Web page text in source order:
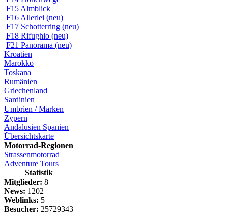
F15 Almblick
F16 Allerlei (neu)
F17 Schotterring (neu)
F18 Rifughio (neu)
F21 Panorama (neu)
Kroatien
Marokko
Toskana
Rumänien
Griechenland
Sardinien
Umbrien / Marken
Zypern
Andalusien Spanien
Übersichtskarte
Motorrad-Regionen
Strassenmotorrad
Adventure Tours
Statistik
Mitglieder: 8
News: 1202
Weblinks: 5
Besucher: 25729343